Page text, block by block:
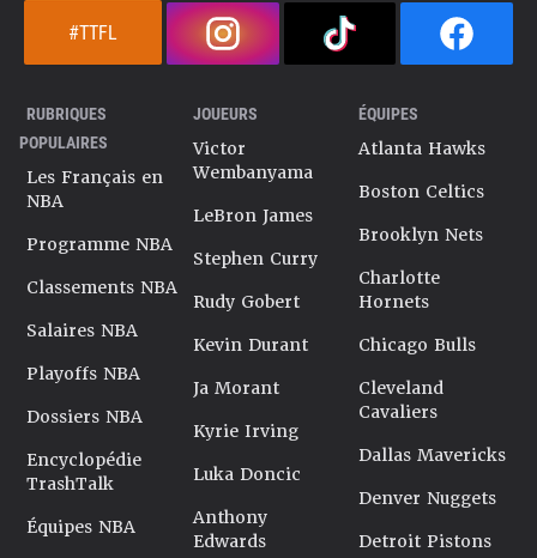
#TTFL
RUBRIQUES
POPULAIRES
Les Français en
NBA
Programme NBA
Classements NBA
Salaires NBA
Playoffs NBA
Dossiers NBA
Encyclopédie
TrashTalk
Équipes NBA
JOUEURS
Victor
Wembanyama
LeBron James
Stephen Curry
Rudy Gobert
Kevin Durant
Ja Morant
Kyrie Irving
Luka Doncic
Anthony
Edwards
ÉQUIPES
Atlanta Hawks
Boston Celtics
Brooklyn Nets
Charlotte
Hornets
Chicago Bulls
Cleveland
Cavaliers
Dallas Mavericks
Denver Nuggets
Detroit Pistons